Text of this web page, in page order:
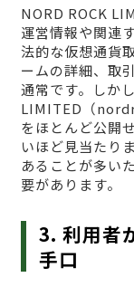
NORD ROCK
運営情報や関連
法的な仮想通貨
ームの詳細、取
通常です。しか
LIMITED（
をほとんど公開
いほど見当たり
あることが多い
要があります。
3. 利用者
手口